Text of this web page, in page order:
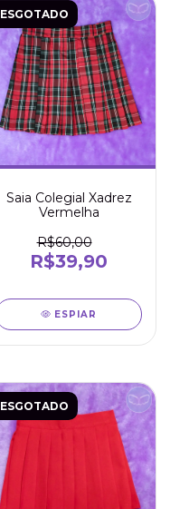
ESGOTADO
Saia Colegial Xadrez
Vermelha
R$60,00
R$39,90
ESPIAR
ESGOTADO